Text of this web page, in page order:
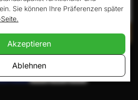
prüfen
bezahlen mit:
Sie können Ihre Präferenzen später
Akzeptieren
Ablehnen